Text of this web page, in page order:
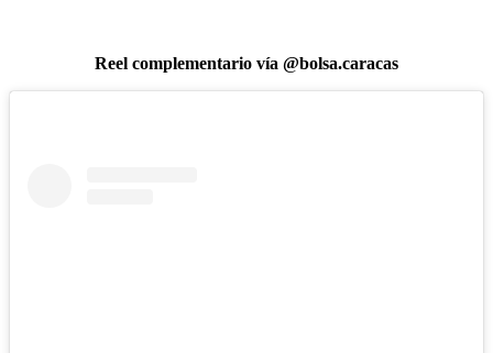
Reel complementario vía @bolsa.caracas